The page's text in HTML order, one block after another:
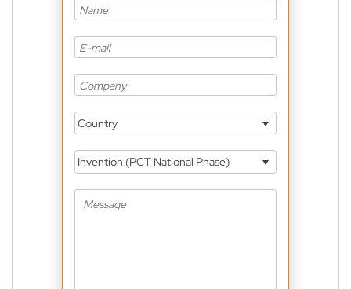
Country
Invention (PCT National Phase)